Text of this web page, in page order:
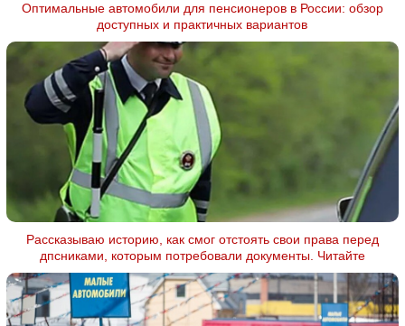
Оптимальные автомобили для пенсионеров в России: обзор
доступных и практичных вариантов
Рассказываю историю, как смог отстоять свои права перед
дпсниками, которым потребовали документы. Читайте